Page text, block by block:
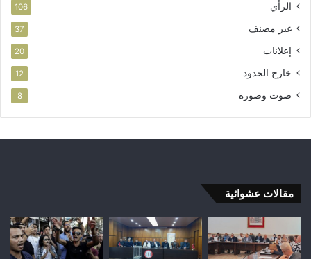
الرأي 106
غير مصنف 37
إعلانات 20
خارج الحدود 12
صوت وصورة 8
مقالات عشوائية